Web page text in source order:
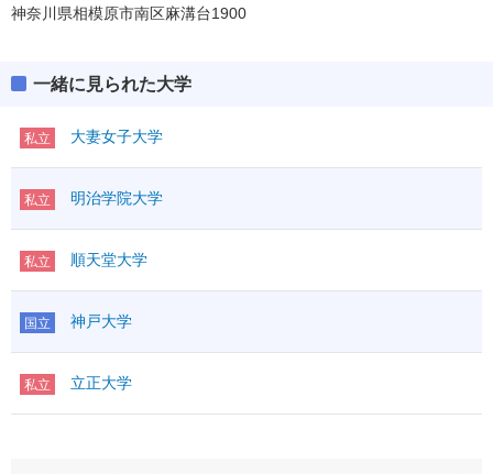
神奈川県相模原市南区麻溝台1900
一緒に見られた大学
私立 大妻女子大学
私立 明治学院大学
私立 順天堂大学
国立 神戸大学
私立 立正大学